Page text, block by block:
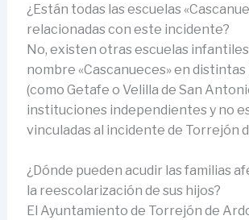
¿Están todas las escuelas
relacionadas con este incidente?
No, existen otras escuelas
nombre «Cascanueces» en distintas
(como Getafe o Velilla de San
instituciones independientes y no
vinculadas al incidente de Torrejón
¿Dónde pueden acudir las familias
la reescolarización de sus hijos?
El Ayuntamiento de Torrejón de